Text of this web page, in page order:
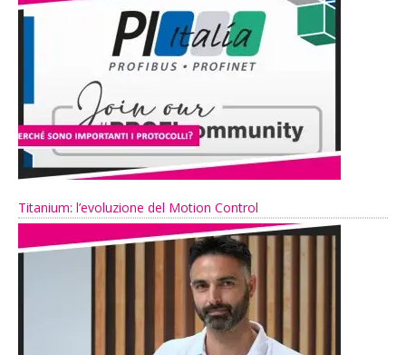
Titanium: l’evoluzione del Motion Control